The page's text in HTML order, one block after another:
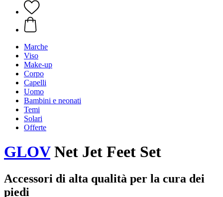
Marche
Viso
Make-up
Corpo
Capelli
Uomo
Bambini e neonati
Temi
Solari
Offerte
GLOVNet Jet Feet Set
Accessori di alta qualità per la cura dei
piedi